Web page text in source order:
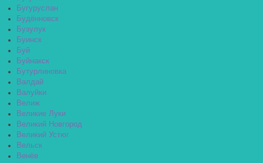
Бугуруслан
Будённовск
Бузулук
Буинск
Буй
Буйнакск
Бутурлиновка
Валдай
Валуйки
Велиж
Великие Луки
Великий Новгород
Великий Устюг
Вельск
Венёв